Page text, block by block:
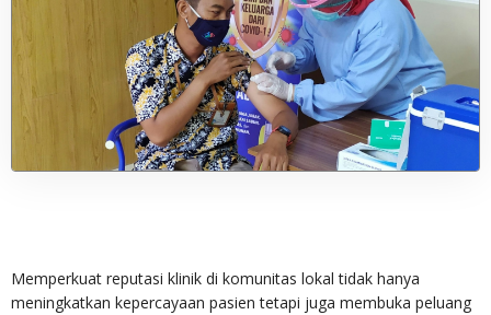
Memperkuat reputasi klinik di komunitas lokal tidak hanya
meningkatkan kepercayaan pasien tetapi juga membuka peluang